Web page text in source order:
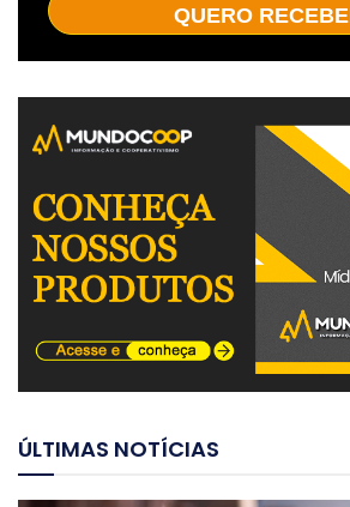
QUERO
ÚLTIMAS NOTÍCIAS